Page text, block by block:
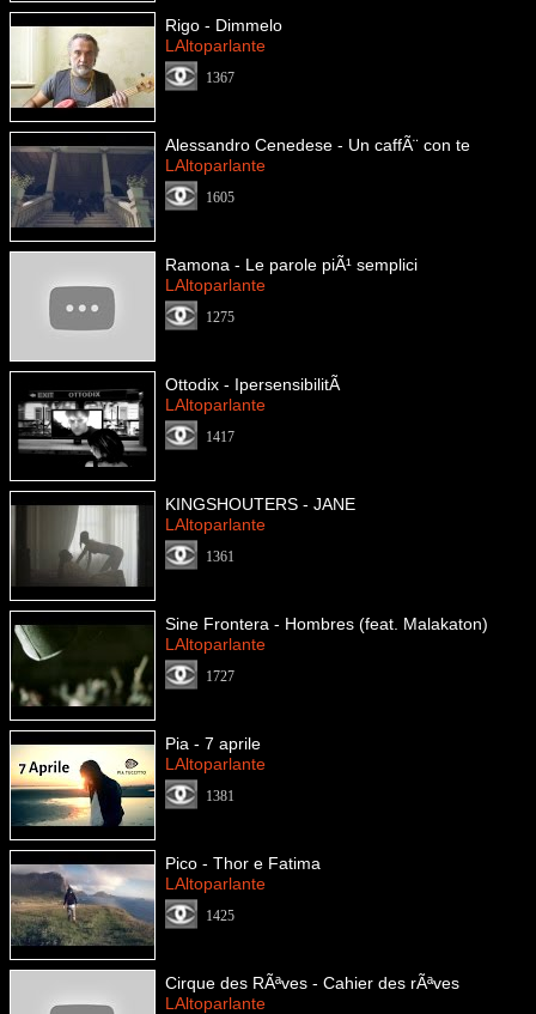
Rigo - Dimmelo
LAltoparlante
1367
Alessandro Cenedese - Un caffÃ¨ con te
LAltoparlante
1605
Ramona - Le parole piÃ¹ semplici
LAltoparlante
1275
Ottodix - IpersensibilitÃ
LAltoparlante
1417
KINGSHOUTERS - JANE
LAltoparlante
1361
Sine Frontera - Hombres (feat. Malakaton)
LAltoparlante
1727
Pia - 7 aprile
LAltoparlante
1381
Pico - Thor e Fatima
LAltoparlante
1425
Cirque des RÃªves - Cahier des rÃªves
LAltoparlante